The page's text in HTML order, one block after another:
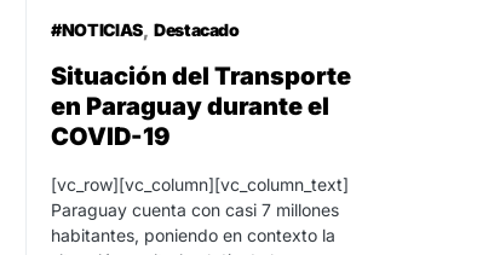
#NOTICIAS Destacado
Situación del Transporte
en Paraguay durante el
COVID-19
[vc_row][vc_column][vc_column_text]
Paraguay cuenta con casi 7 millones
habitantes, poniendo en contexto la